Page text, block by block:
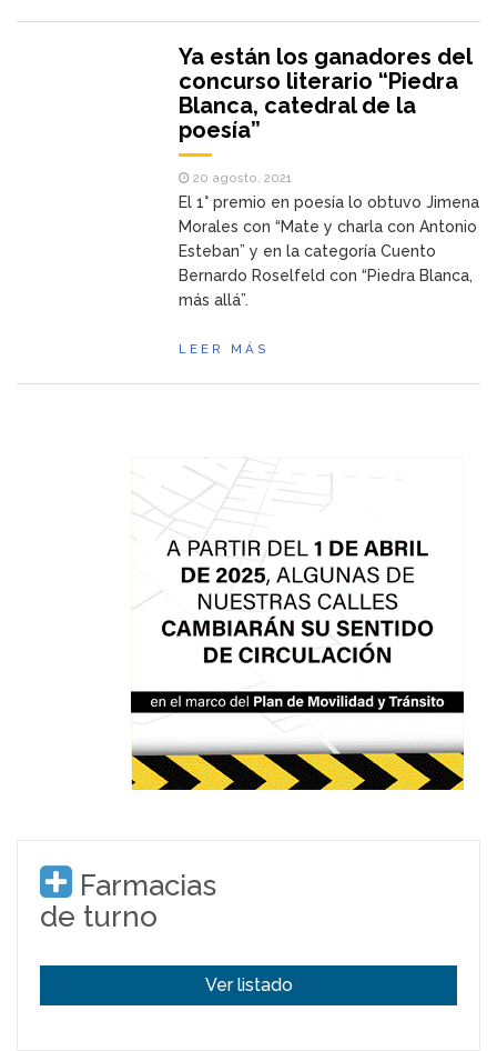
Ya están los ganadores del
concurso literario “Piedra
Blanca, catedral de la
poesía”
20 agosto, 2021
El 1° premio en poesía lo obtuvo Jimena
Morales con “Mate y charla con Antonio
Esteban” y en la categoría Cuento
Bernardo Roselfeld con “Piedra Blanca,
más allá”.
LEER MÁS
Farmacias
de turno
Ver listado